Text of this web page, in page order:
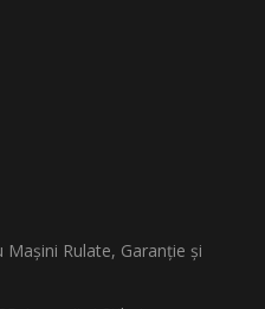
Rulate, Garanție și